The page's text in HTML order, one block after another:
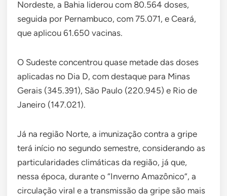
Nordeste, a Bahia liderou com 80.564 doses,
seguida por Pernambuco, com 75.071, e Ceará,
que aplicou 61.650 vacinas.
O Sudeste concentrou quase metade das doses
aplicadas no Dia D, com destaque para Minas
Gerais (345.391), São Paulo (220.945) e Rio de
Janeiro (147.021).
Já na região Norte, a imunização contra a gripe
terá início no segundo semestre, considerando as
particularidades climáticas da região, já que,
nessa época, durante o “Inverno Amazônico”, a
circulação viral e a transmissão da gripe são mais